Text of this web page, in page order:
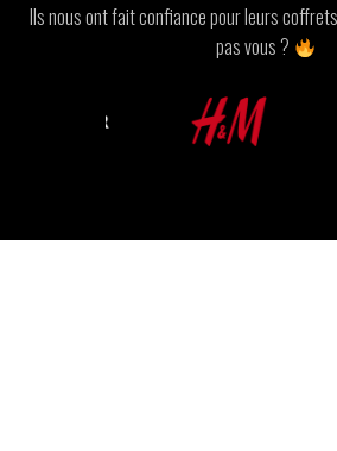
Ils nous ont fait confiance pour leurs
pas vous ?